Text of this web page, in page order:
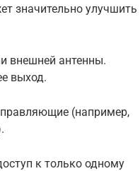
значительно улучшить
внешней антенны.
выход.
(например,
к только одному